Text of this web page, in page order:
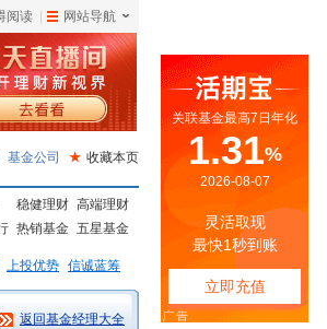
阅读 网站导航
基金公司 ★ 收藏本页
稳健理财 高端理财
热销基金 五星基金
上投优势 信诚蓝筹
返回基金经理大全